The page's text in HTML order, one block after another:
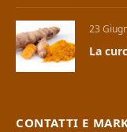
23
La
CONTATTI E